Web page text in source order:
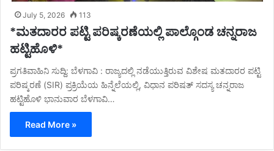
July 5, 2026 113
*ಮತದಾರರ ಪಟ್ಟಿ ಪರಿಷ್ಕರಣೆಯಲ್ಲಿ ಪಾಲ್ಗೊಂಡ ಚನ್ನರಾಜ
ಹಟ್ಟಿಹೊಳಿ*
ಪ್ರಗತಿವಾಹಿನಿ ಸುದ್ದಿ: ಬೆಳಗಾವಿ : ರಾಜ್ಯದಲ್ಲಿ ನಡೆಯುತ್ತಿರುವ ವಿಶೇಷ ಮತದಾರರ ಪಟ್ಟಿ
ಪರಿಷ್ಕರಣೆ (SIR) ಪ್ರಕ್ರಿಯೆಯ ಹಿನ್ನೆಲೆಯಲ್ಲಿ, ವಿಧಾನ ಪರಿಷತ್ ಸದಸ್ಯ ಚನ್ನರಾಜ
ಹಟ್ಟಿಹೊಳಿ ಭಾನುವಾರ ಬೆಳಗಾವಿ…
Read More »